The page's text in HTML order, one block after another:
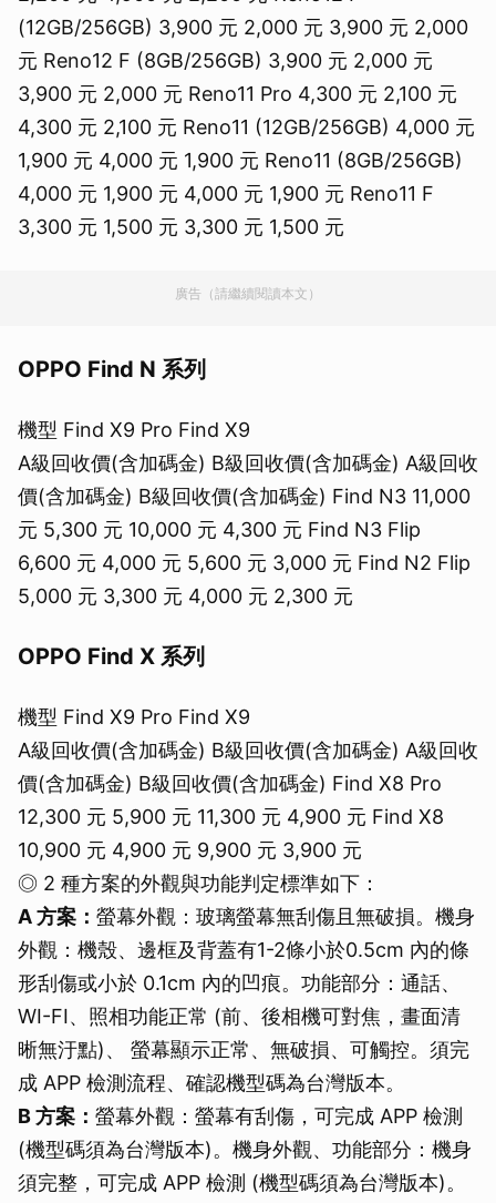
(12GB/256GB) 3,900 元 2,000 元 3,900 元 2,000
元 Reno12 F (8GB/256GB) 3,900 元 2,000 元
3,900 元 2,000 元 Reno11 Pro 4,300 元 2,100 元
4,300 元 2,100 元 Reno11 (12GB/256GB) 4,000 元
1,900 元 4,000 元 1,900 元 Reno11 (8GB/256GB)
4,000 元 1,900 元 4,000 元 1,900 元 Reno11 F
3,300 元 1,500 元 3,300 元 1,500 元
廣告（請繼續閱讀本文）
OPPO Find N 系列
機型 Find X9 Pro Find X9
A級回收價(含加碼金) B級回收價(含加碼金) A級回收
價(含加碼金) B級回收價(含加碼金) Find N3 11,000
元 5,300 元 10,000 元 4,300 元 Find N3 Flip
6,600 元 4,000 元 5,600 元 3,000 元 Find N2 Flip
5,000 元 3,300 元 4,000 元 2,300 元
OPPO Find X 系列
機型 Find X9 Pro Find X9
A級回收價(含加碼金) B級回收價(含加碼金) A級回收
價(含加碼金) B級回收價(含加碼金) Find X8 Pro
12,300 元 5,900 元 11,300 元 4,900 元 Find X8
10,900 元 4,900 元 9,900 元 3,900 元
◎ 2 種方案的外觀與功能判定標準如下：
A 方案： 螢幕外觀：玻璃螢幕無刮傷且無破損。機身
外觀：機殼、邊框及背蓋有1-2條小於0.5cm 內的條
形刮傷或小於 0.1cm 內的凹痕。功能部分：通話、
WI-FI、照相功能正常 (前、後相機可對焦，畫面清
晰無汙點)、 螢幕顯示正常、無破損、可觸控。須完
成 APP 檢測流程、確認機型碼為台灣版本。
B 方案： 螢幕外觀：螢幕有刮傷，可完成 APP 檢測
(機型碼須為台灣版本)。機身外觀、功能部分：機身
須完整，可完成 APP 檢測 (機型碼須為台灣版本)。